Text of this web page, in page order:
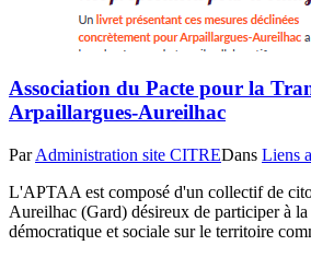
Association du Pacte pour la
Arpaillargues-Aureilhac
ParAdministration site CITREDans Liens
L'APTAA est composé d'un collectif de
Aureilhac (Gard) désireux de participer à
démocratique et sociale sur le territoire